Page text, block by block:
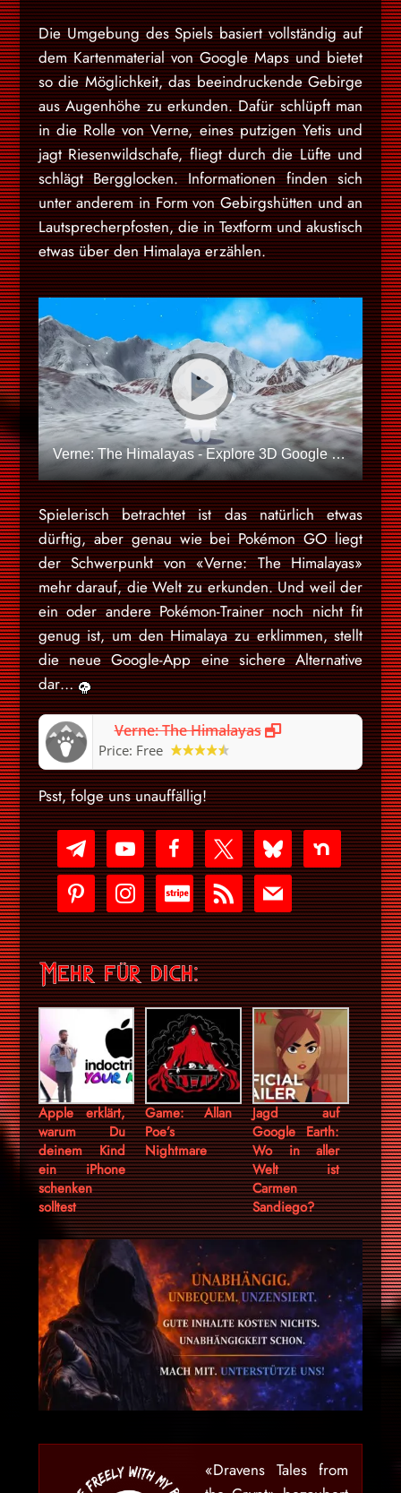
Die Umgebung des Spiels basiert vollständig auf
dem Kartenmaterial von Google Maps und bietet
so die Möglichkeit, das beeindruckende Gebirge
aus Augenhöhe zu erkunden. Dafür schlüpft man
in die Rolle von Verne, eines putzigen Yetis und
jagt Riesenwildschafe, fliegt durch die Lüfte und
schlägt Bergglocken. Informationen finden sich
unter anderem in Form von Gebirgshütten und an
Lautsprecherpfosten, die in Textform und akustisch
etwas über den Himalaya erzählen.
Verne: The Himalayas - Explore 3D Google Maps imagery as a 500 ft Yeti
Spielerisch betrachtet ist das natürlich etwas
dürftig, aber genau wie bei Pokémon GO liegt
der Schwerpunkt von «Verne: The Himalayas»
mehr darauf, die Welt zu erkunden. Und weil der
ein oder andere Pokémon-Trainer noch nicht fit
genug ist, um den Himalaya zu erklimmen, stellt
die neue Google-App eine sichere Alternative
dar…
Verne: The Himalayas
Price: Free
Psst, folge uns unauffällig!
telegramyoutube-
play
facebookx blueskynextdoor
pinterestinstagram
cc-
stripe
rss mail
Mehr für dich:
Apple erklärt,
warum Du
deinem Kind
ein iPhone
schenken
solltest
Game: Allan
Poe’s
Nightmare
Jagd auf
Google Earth:
Wo in aller
Welt ist
Carmen
Sandiego?
«Dravens Tales from